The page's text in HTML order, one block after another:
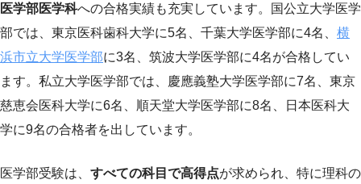
医学部医学科への合格実績も充実しています。国公立大学医学
部では、東京医科歯科大学に5名、千葉大学医学部に4名、 横
浜市立大学医学部に3名、筑波大学医学部に4名が合格してい
ます。私立大学医学部では、慶應義塾大学医学部に7名、東京
慈恵会医科大学に6名、順天堂大学医学部に8名、日本医科大
学に9名の合格者を出しています。
医学部受験は、 すべての科目で高得点が求められ、特に理科の